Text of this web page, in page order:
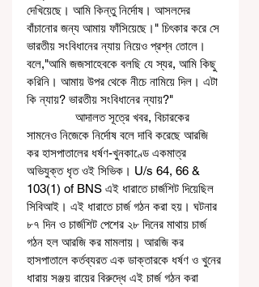
দেখিয়েছে। আমি কিন্তু নির্দোষ। আসলদের
বাঁচানোর জন্য আমায় ফাঁসিয়েছে।" চিৎকার করে সে
ভারতীয় সংবিধানের ন্যায় নিয়েও প্রশ্ন তোলে।
বলে,"আমি জজসাহেবকে বলছি যে স্যর, আমি কিছু
করিনি। আমায় উপর থেকে নীচে নামিয়ে দিল। এটা
কি ন্যায়? ভারতীয় সংবিধানের ন্যায়?"
সামনেও নিজেকে নির্দোষ বলে দাবি করেছে আরজি
কর হাসপাতালের ধর্ষণ-খুনকাণ্ডে একমাত্র
অভিযুক্ত ধৃত ওই সিভিক। U/s 64, 66 &
103(1) of BNS এই ধারাতে চার্জশিট দিয়েছিল
সিবিআই। এই ধারাতে চার্জ গঠন করা হয়। ঘটনার
৮৭ দিন ও চার্জশিট পেশের ২৮ দিনের মাথায় চার্জ
গঠন হল আরজি কর মামলায়। আরজি কর
হাসপাতালে কর্তব্যরত এক ডাক্তারকে ধর্ষণ ও খুনের
ধারায় সঞ্জয় রায়ের বিরুদ্ধে এই চার্জ গঠন করা